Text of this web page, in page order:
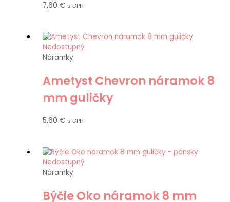
7,60 € s DPH
Nedostupný
Náramky
Ametyst Chevron náramok 8
mm guličky
5,60 € s DPH
Nedostupný
Náramky
Býčie Oko náramok 8 mm